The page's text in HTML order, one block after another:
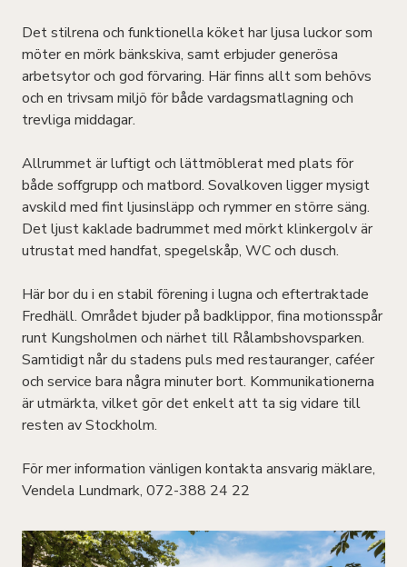
Det stilrena och funktionella köket har ljusa luckor som
möter en mörk bänkskiva, samt erbjuder generösa
arbetsytor och god förvaring. Här finns allt som behövs
och en trivsam miljö för både vardagsmatlagning och
trevliga middagar.
Allrummet är luftigt och lättmöblerat med plats för
både soffgrupp och matbord. Sovalkoven ligger mysigt
avskild med fint ljusinsläpp och rymmer en större säng.
Det ljust kaklade badrummet med mörkt klinkergolv är
utrustat med handfat, spegelskåp, WC och dusch.
Här bor du i en stabil förening i lugna och eftertraktade
Fredhäll. Området bjuder på badklippor, fina motionsspår
runt Kungsholmen och närhet till Rålambshovsparken.
Samtidigt når du stadens puls med restauranger, caféer
och service bara några minuter bort. Kommunikationerna
är utmärkta, vilket gör det enkelt att ta sig vidare till
resten av Stockholm.
För mer information vänligen kontakta ansvarig mäklare,
Vendela Lundmark, 072-388 24 22